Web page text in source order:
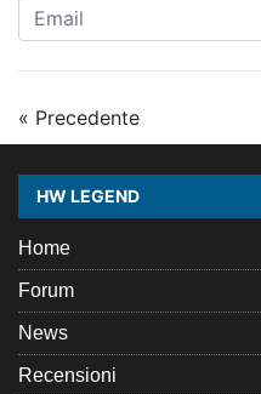
« Precedente
HW LEGEND
Home
Forum
News
Recensioni